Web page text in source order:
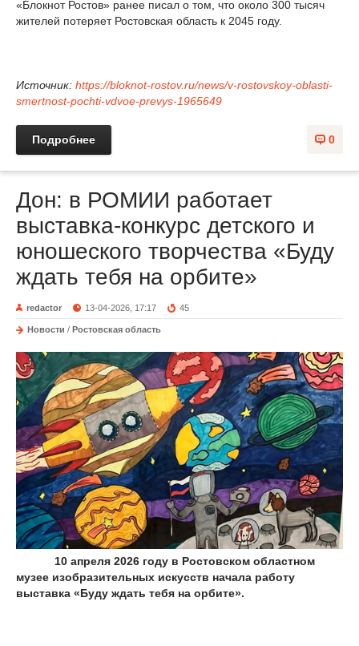
«Блокнот Ростов» ранее писал о том, что около 300 тысяч
жителей потеряет Ростовская область к 2045 году.
Источник: https://bloknot-rostov.ru/news/v-rostovskoy-oblasti-
smertnost-pochti-vdvoe-prevys-1965649
0
Подробнее
Дон: в РОМИИ работает
выставка-конкурс детского и
юношеского творчества «Буду
ждать тебя на орбите»
redactor 13-04-2026, 17:17 45
Новости / Ростовская область
10 апреля 2026 году в Ростовском областном
музее изобразительных искусств начала работу
выставка «Буду ждать тебя на орбите».